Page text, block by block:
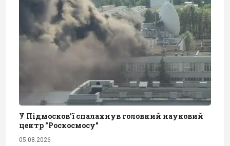
У Підмосков’ї спалахнув головний науковий
центр "Роскосмосу"
05.08.2026